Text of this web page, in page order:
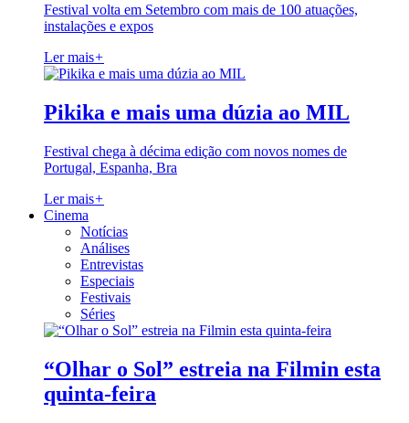
Festival volta em Setembro com mais de 100 atuações,
instalações e expos
Ler mais+
Pikika e mais uma dúzia ao MIL
Festival chega à décima edição com novos nomes de
Portugal, Espanha, Bra
Ler mais+
Cinema
Notícias
Análises
Entrevistas
Especiais
Festivais
Séries
“Olhar o Sol” estreia na Filmin esta
quinta-feira